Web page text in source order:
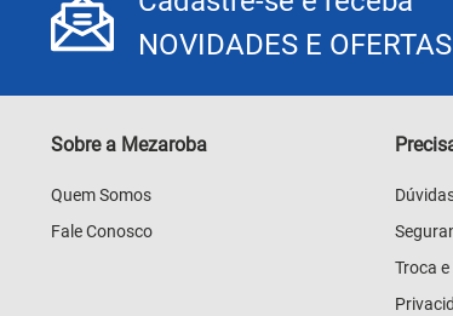
NOVIDADES E OFERTAS
Sobre a Mezaroba
Quem Somos
Fale Conosco
Troca